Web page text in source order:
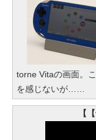
torne Vitaの画面。
を感じないが……
【